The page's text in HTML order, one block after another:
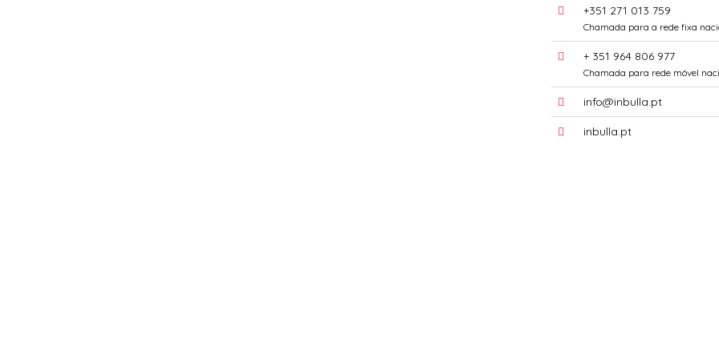
+351 271 013 759
Chamada para a rede fixa
+ 351 964 806 977
Chamada para rede móvel
info@inbulla.pt
inbulla.pt